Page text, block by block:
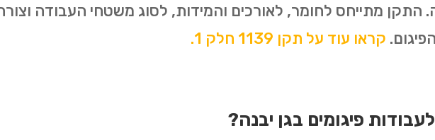
התקן מתייחס לחומר, לאורכים והמידות, לסוג משטחי העבודה
קראו עוד על תקן 1139 חלק 1.
פיגומים בגן יבנה?